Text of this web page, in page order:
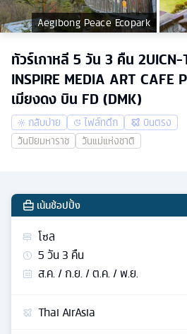
Aegibong Peace Ecopark
ทัวร์เกาหลี 5 วัน 3 คืน
INSPIRE MEDIA ART CAFE
เมียงดง บิน FD (DMK)
กลับบ่าย ไฟล์ทดึก
บินตรง
วันปิยมหาราช
วันแม่แห่งชาติ
เน้นช้อปปิ้ง
โซล
5วัน3 คืน
ส.ค. / ก.ย. / ต.ค. / พ.ย.
Thai AirAsia